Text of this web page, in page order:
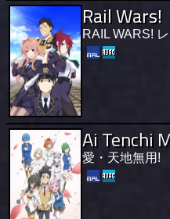
Rail Wars!
RAIL WARS!
Ai Tenchi
愛・天地無用!